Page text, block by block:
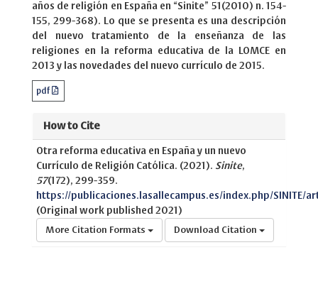
años de religión en España en “Sinite” 51(2010) n. 154-
155, 299-368). Lo que se presenta es una descripción
del nuevo tratamiento de la enseñanza de las
religiones en la reforma educativa de la LOMCE en
2013 y las novedades del nuevo currículo de 2015.
pdf
How to Cite
Otra reforma educativa en España y un nuevo
Currículo de Religión Católica. (2021). Sinite,
57(172), 299-359.
https://publicaciones.lasallecampus.es/index.php/SINITE/
(Original work published 2021)
More Citation Formats Download Citation